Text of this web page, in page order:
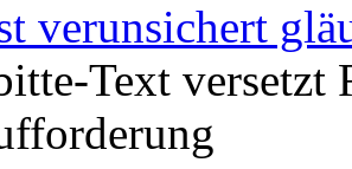
verunsichert
Text versetzt